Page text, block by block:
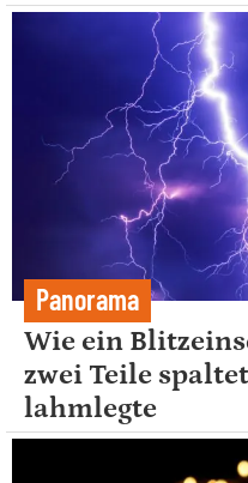
Panorama
Wie ein
zwei Teile
lahmlegte